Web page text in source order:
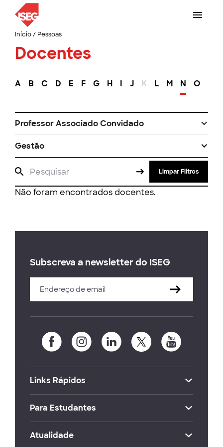
Início/ Pessoas
Docentes
A B C D E F G H I J K L M N O
Professor Associado Convidado
Gestão
Limpar Filtros
Não foram encontrados docentes.
Subscreva a newsletter do ISEG
Links Rápidos
Para Estudantes
Atualidade